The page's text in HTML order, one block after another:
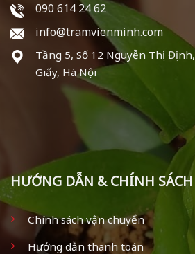
090 614 24 62
info@tramvienminh.com
Tầng 5, Số 12 Nguyễn Thị
Giấy, Hà Nội
HƯỚNG DẪN & CHÍNH SÁCH
Chính sách vận chuyển
Hướng dẫn thanh toán